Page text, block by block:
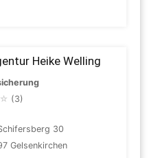
Heike Welling
☆ (3)
30
Gelsenkirchen